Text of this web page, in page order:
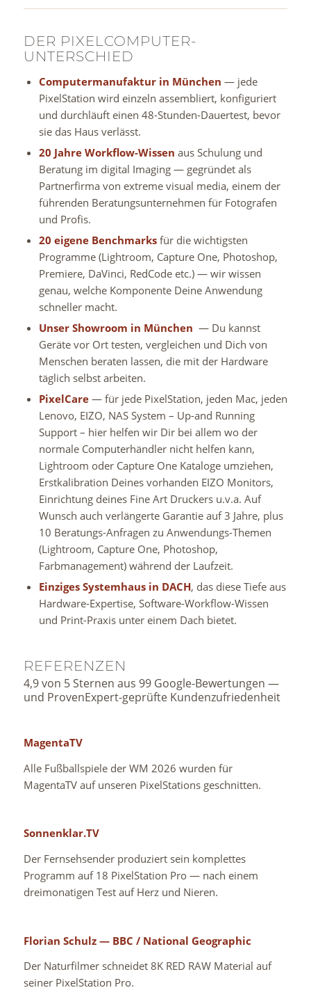
DER PIXELCOMPUTER-
UNTERSCHIED
Computermanufaktur in München — jede
PixelStation wird einzeln assembliert, konfiguriert
und durchläuft einen 48-Stunden-Dauertest, bevor
sie das Haus verlässt.
20 Jahre Workflow-Wissen aus Schulung und
Beratung im digital Imaging — gegründet als
Partnerfirma von extreme visual media, einem der
führenden Beratungsunternehmen für Fotografen
und Profis.
20 eigene Benchmarksfür die wichtigsten
Programme (Lightroom, Capture One, Photoshop,
Premiere, DaVinci, RedCode etc.) — wir wissen
genau, welche Komponente Deine Anwendung
schneller macht.
Unser Showroom in München — Du kannst
Geräte vor Ort testen, vergleichen und Dich von
Menschen beraten lassen, die mit der Hardware
täglich selbst arbeiten.
PixelCare— für jede PixelStation, jeden Mac, jeden
Lenovo, EIZO, NAS System – Up-and Running
Support – hier helfen wir Dir bei allem wo der
normale Computerhändler nicht helfen kann,
Lightroom oder Capture One Kataloge umziehen,
Erstkalibration Deines vorhanden EIZO Monitors,
Einrichtung deines Fine Art Druckers u.v.a. Auf
Wunsch auch verlängerte Garantie auf 3 Jahre, plus
10 Beratungs-Anfragen zu Anwendungs-Themen
(Lightroom, Capture One, Photoshop,
Farbmanagement) während der Laufzeit.
Einziges Systemhaus in DACH, das diese Tiefe aus
Hardware-Expertise, Software-Workflow-Wissen
und Print-Praxis unter einem Dach bietet.
REFERENZEN
4,9 von 5 Sternen aus 99 Google-Bewertungen —
und ProvenExpert-geprüfte Kundenzufriedenheit
MagentaTV
Alle Fußballspiele der WM 2026 wurden für
MagentaTV auf unseren PixelStations geschnitten.
Sonnenklar.TV
Der Fernsehsender produziert sein komplettes
Programm auf 18 PixelStation Pro — nach einem
dreimonatigen Test auf Herz und Nieren.
Florian Schulz — BBC / National Geographic
Der Naturfilmer schneidet 8K RED RAW Material auf
seiner PixelStation Pro.